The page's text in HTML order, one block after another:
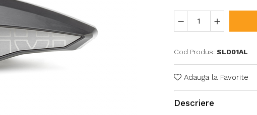
Cod Produs: SLD01AL
Adauga la Favorite
Descriere